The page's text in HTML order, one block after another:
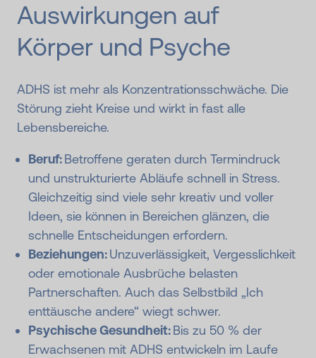
Auswirkungen auf
Körper und Psyche
ADHS ist mehr als Konzentrationsschwäche. Die
Störung zieht Kreise und wirkt in fast alle
Lebensbereiche.
Beruf:Betroffene geraten durch Termindruck
und unstrukturierte Abläufe schnell in Stress.
Gleichzeitig sind viele sehr kreativ und voller
Ideen, sie können in Bereichen glänzen, die
schnelle Entscheidungen erfordern.
Beziehungen:Unzuverlässigkeit, Vergesslichkeit
oder emotionale Ausbrüche belasten
Partnerschaften. Auch das Selbstbild „Ich
enttäusche andere“ wiegt schwer.
Psychische Gesundheit:Bis zu 50 % der
Erwachsenen mit ADHS entwickeln im Laufe